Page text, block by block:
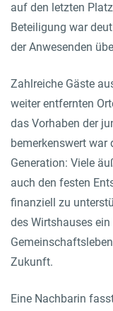
auf den letzten
Beteiligung war
der Anwesenden
Zahlreiche Gäste
weiter entfernten
das Vorhaben der
bemerkenswert war
Generation: Viele
auch den festen
finanziell zu
des Wirtshauses
Zukunft.
Eine Nachbarin